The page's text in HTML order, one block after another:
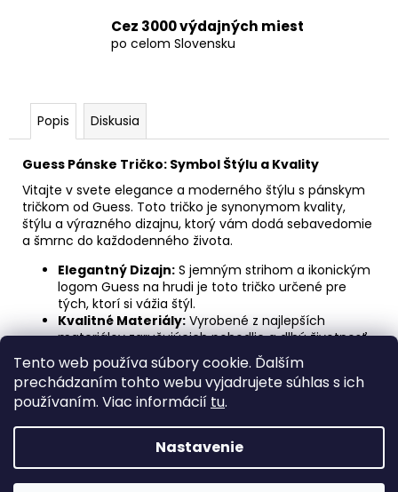
Tento web používa súbory cookie. Ďalším
prechádzaním tohto webu vyjadrujete súhlas s ich
používaním. Viac informácií tu.
Nastavenie
Cez 3000 výdajných miest
po celom Slovensku
Popis Diskusia
Guess Pánske Tričko: Symbol Štýlu a Kvality
Vitajte v svete elegance a moderného štýlu s pánskym
tričkom od Guess. Toto tričko je synonymom kvality,
štýlu a výrazného dizajnu, ktorý vám dodá sebavedomie
a šmrnc do každodenného života.
Elegantný Dizajn: S jemným strihom a ikonickým
logom Guess na hrudi je toto tričko určené pre
tých, ktorí si vážia štýl.
Kvalitné Materiály: Vyrobené z najlepších
materiálov zaručujúcich pohodlie a dlhú životnosť,
aby ste sa cítili skvele po celý deň.
Všestranné Použitie: Ideálne na každodenné
nosenie, či už ste v práci, vonku s priateľmi alebo
len relaxujete doma.
á Copyright 2026Jantex - men´s collection s. r. o.. Všetky